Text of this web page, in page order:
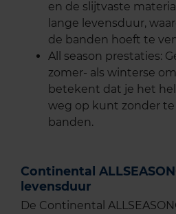
en de slijtvaste
lange levensduur,
de banden hoeft te
All season prestaties:
zomer- als winterse
betekent dat je het
weg op kunt zonder te
banden.
Continental
levensduur
De Continental